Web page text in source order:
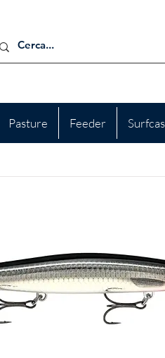
Pasture Feeder